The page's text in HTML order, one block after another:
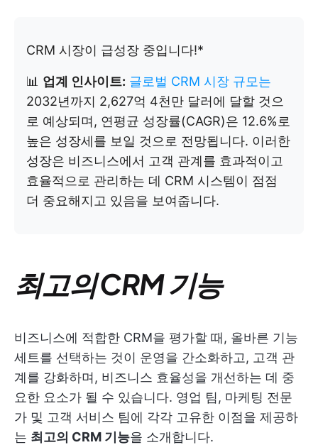
CRM 시장이 급성장 중입니다!*
📊 업계 인사이트: 글로벌 CRM 시장 규모는
2032년까지 2,627억 4천만 달러에 달할 것으
로 예상되며, 연평균 성장률(CAGR)은 12.6%로
높은 성장세를 보일 것으로 전망됩니다. 이러한
성장은 비즈니스에서 고객 관계를 효과적이고
효율적으로 관리하는 데 CRM 시스템이 점점
더 중요해지고 있음을 보여줍니다.
최고의 CRM 기능
비즈니스에 적합한 CRM을 평가할 때, 올바른 기능
세트를 선택하는 것이 운영을 간소화하고, 고객 관
계를 강화하며, 비즈니스 효율성을 개선하는 데 중
요한 요소가 될 수 있습니다. 영업 팀, 마케팅 전문
가 및 고객 서비스 팀에 각각 고유한 이점을 제공하
는 최고의 CRM 기능을 소개합니다.